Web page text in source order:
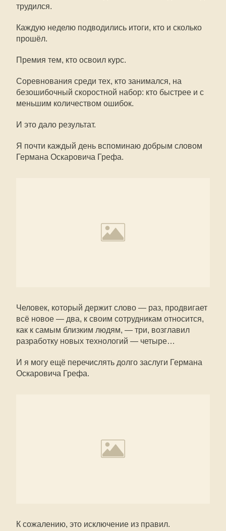
трудился.
Каждую неделю подводились итоги, кто и сколько
прошёл.
Премия тем, кто освоил курс.
Соревнования среди тех, кто занимался, на
безошибочный скоростной набор: кто быстрее и с
меньшим количеством ошибок.
И это дало результат.
Я почти каждый день вспоминаю добрым словом
Германа Оскаровича Грефа.
Человек, который держит слово — раз, продвигает
всё новое — два, к своим сотрудникам относится,
как к самым близким людям, — три, возглавил
разработку новых технологий — четыре…
И я могу ещё перечислять долго заслуги Германа
Оскаровича Грефа.
К сожалению, это исключение из правил.